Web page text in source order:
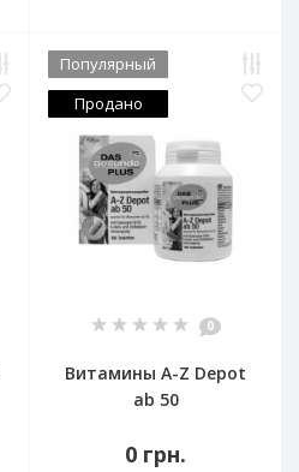
Популярный
Продано
0
Витамины A-Z Depot
ab 50
0 грн.